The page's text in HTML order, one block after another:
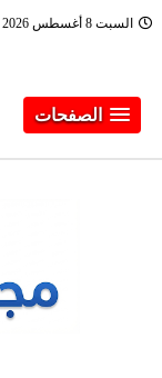
السبت 8 أغسطس 2026
الصفحات